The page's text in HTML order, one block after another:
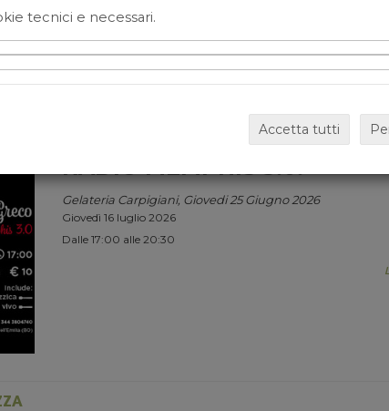
HAPPY HOUR GRECO CON
RADIO MEMPHIS 3.0.
Gelateria Carpigiani, Giovedi 25 Giugno 2026
Giovedì 16 luglio 2026
Dalle 17:00 alle 20:30
tecnici e necessari.
Accetta tutti